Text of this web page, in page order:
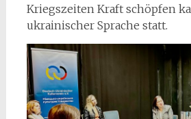
Kriegszeiten Kraft schöpfen
ukrainischer Sprache statt.